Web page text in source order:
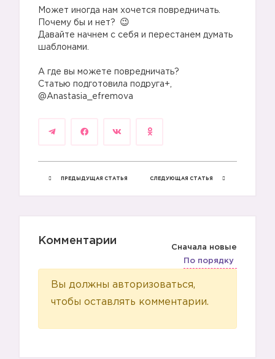
Может иногда нам хочется повредничать.
Почему бы и нет?
Давайте начнем с себя и перестанем думать
шаблонами.
А где вы можете повредничать?
Статью подготовила подруга+,
@Anastasia_efremova
ПРЕДЫДУЩАЯ СТАТЬЯ СЛЕДУЮЩАЯ СТАТЬЯ
Комментарии
Сначала новые
По порядку
Вы должны авторизоваться,
чтобы оставлять комментарии.